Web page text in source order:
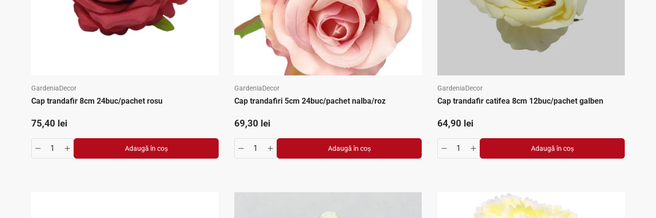
GardeniaDecor
Cap trandafir 8cm 24buc/pachet rosu
Preț standard
75,40 lei
Translation missing: ro.products.product.quantity.decrease
Translation missing: ro.products.product.quantity.increase
Adaugă în coș
GardeniaDecor
Cap trandafiri 5cm 24buc/pachet nalba/roz
Preț standard
69,30 lei
Translation missing: ro.products.product.quantity.decrease
Translation missing: ro.products.product.quantity.increase
Adaugă în coș
GardeniaDecor
Cap trandafir catifea 8cm 12buc/pachet galben
Preț standard
64,90 lei
Translation missing: ro.products.product.quantity.decrease
Translation missing:Adaugă în coș